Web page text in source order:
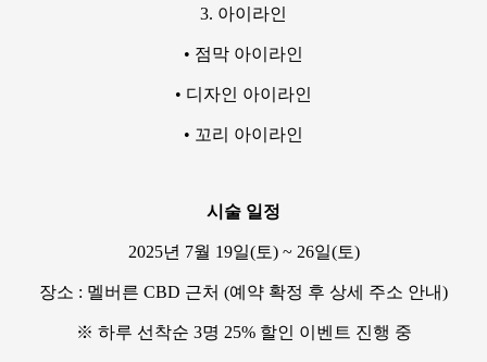
3. 아이라인
• 점막 아이라인
• 디자인 아이라인
• 꼬리 아이라인
시술 일정
2025년 7월 19일(토) ~ 26일(토)
장소 : 멜버른 CBD 근처 (예약 확정 후 상세 주소 안내)
※ 하루 선착순 3명 25% 할인 이벤트 진행 중